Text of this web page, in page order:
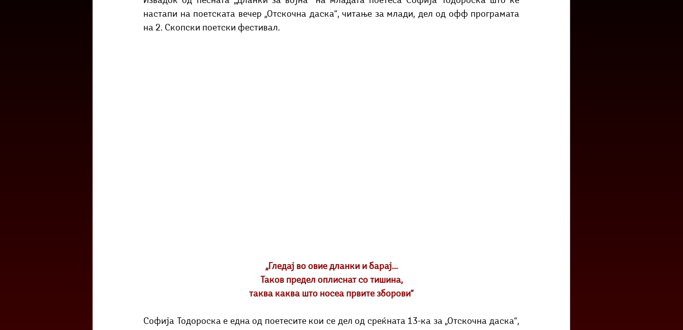
Скопски поетски фестивал Што има низ град?
настапи на поетската вечер „Отскочна даска“, читање за млади, дел од офф програмата
на 2. Скопски поетски фестивал.
„Гледај во овие дланки и барај...
Таков предел оплиснат со тишина,
таква каква што носеа првите зборови“
Софија Тодороска е една од поетесите кои се дел од среќната 13-ка за „Отскочна даска“,